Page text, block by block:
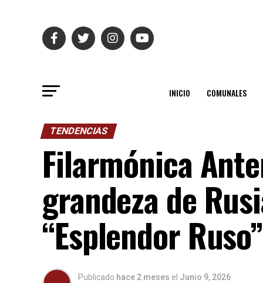
INICIO COMUNALES
TENDENCIAS
Filarmónica
grandeza de
“Esplendor Ruso”
Publicado hace 2 meses el Junio 9, 2026